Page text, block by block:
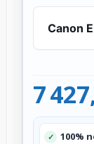
Canon
7
✓ 100%